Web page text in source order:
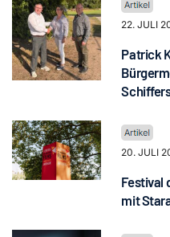
22. JULI
Patrick
20. JULI
Festival
mit